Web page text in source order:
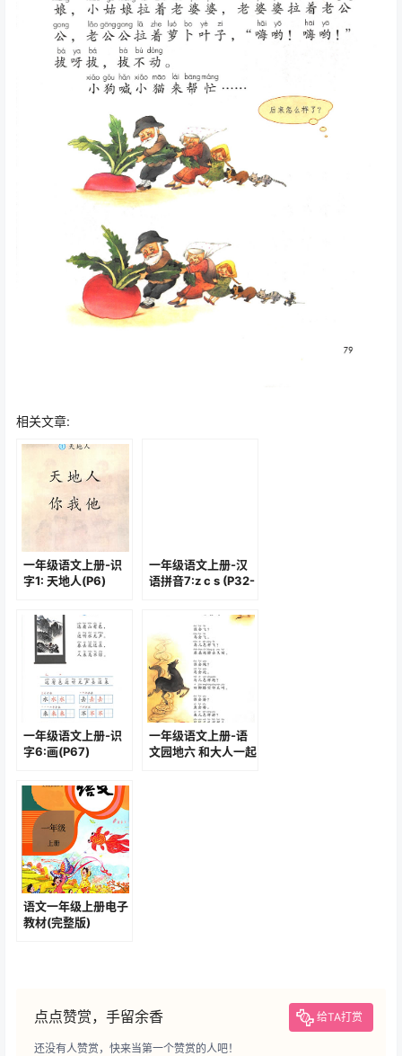
相关文章:
一年级语文上册-识
字1: 天地人(P6)
一年级语文上册-汉
语拼音7:z c s (P32-
一年级语文上册-识
字6:画(P67)
一年级语文上册-语
文园地六 和大人一起
语文一年级上册电子
教材(完整版)
点点赞赏，手留余香 给TA打赏
还没有人赞赏，快来当第一个赞赏的人吧！